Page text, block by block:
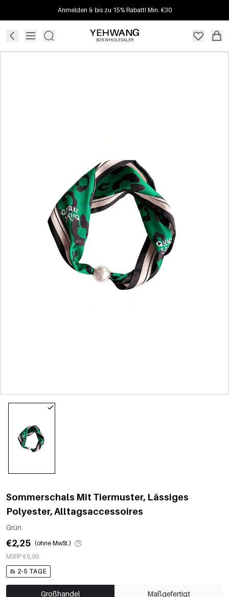
Anmelden & bis zu 15% Rabatt! Min. €30
B2B WHOLESALER
Sommerschals Mit Tiermuster, Lässiges
Polyester, Alltagsaccessoires
Grün
€2,25 (ohne MwSt.)
MSRP €6,99
2-5 TAGE
Großhandel Maßgefertigt